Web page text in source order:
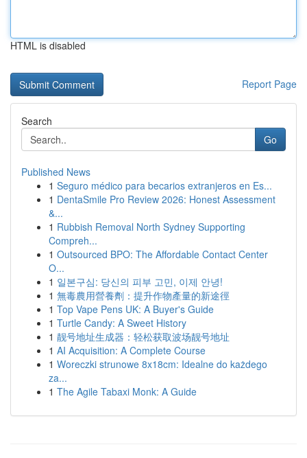
HTML is disabled
Report Page
Search
Go
Published News
1 Seguro médico para becarios extranjeros en Es...
1 DentaSmile Pro Review 2026: Honest Assessment
&...
1 Rubbish Removal North Sydney Supporting
Compreh...
1 Outsourced BPO: The Affordable Contact Center
O...
1 일본구심: 당신의 피부 고민, 이제 안녕!
1 無毒農用營養劑：提升作物產量的新途徑
1 Top Vape Pens UK: A Buyer's Guide
1 Turtle Candy: A Sweet History
1 靓号地址生成器：轻松获取波场靓号地址
1 AI Acquisition: A Complete Course
1 Woreczki strunowe 8x18cm: Idealne do każdego
za...
1 The Agile Tabaxi Monk: A Guide